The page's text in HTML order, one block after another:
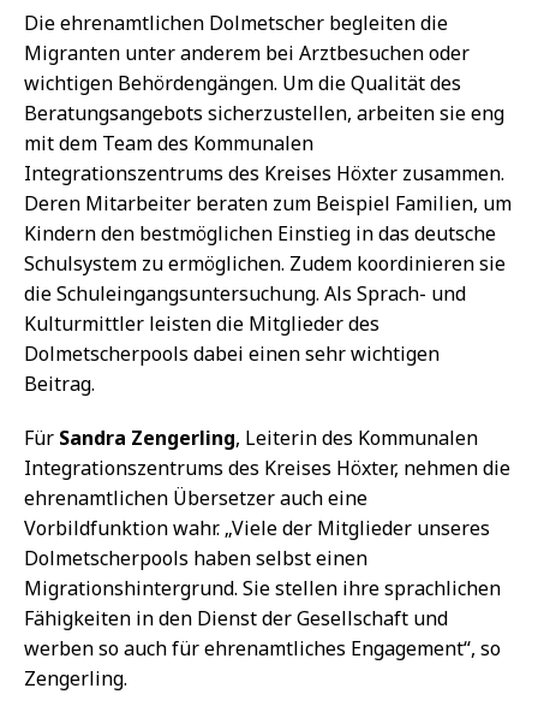
Die ehrenamtlichen Dolmetscher begleiten die
Migranten unter anderem bei Arztbesuchen oder
wichtigen Behördengängen. Um die Qualität des
Beratungsangebots sicherzustellen, arbeiten sie eng
mit dem Team des Kommunalen
Integrationszentrums des Kreises Höxter zusammen.
Deren Mitarbeiter beraten zum Beispiel Familien, um
Kindern den bestmöglichen Einstieg in das deutsche
Schulsystem zu ermöglichen. Zudem koordinieren sie
die Schuleingangsuntersuchung. Als Sprach- und
Kulturmittler leisten die Mitglieder des
Dolmetscherpools dabei einen sehr wichtigen
Beitrag.
Für Sandra Zengerling, Leiterin des Kommunalen
Integrationszentrums des Kreises Höxter, nehmen die
ehrenamtlichen Übersetzer auch eine
Vorbildfunktion wahr. „Viele der Mitglieder unseres
Dolmetscherpools haben selbst einen
Migrationshintergrund. Sie stellen ihre sprachlichen
Fähigkeiten in den Dienst der Gesellschaft und
werben so auch für ehrenamtliches Engagement“, so
Zengerling.